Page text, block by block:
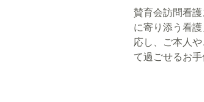
賛育会訪問看
に寄り添う看
応し、ご本人
て過ごせるお